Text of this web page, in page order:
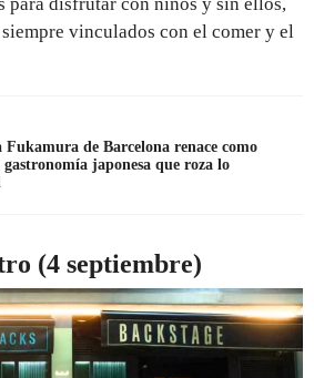
vinculados con el comer y el
Fukamura de Barcelona renace como
japonesa que roza lo
(4 septiembre)